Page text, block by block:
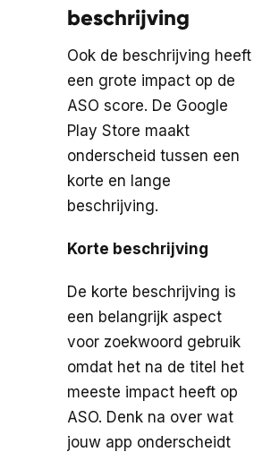
beschrijving
Ook de beschrijving heeft
een grote impact op de
ASO score. De Google
Play Store maakt
onderscheid tussen een
korte en lange
beschrijving.
Korte beschrijving
De korte beschrijving is
een belangrijk aspect
voor zoekwoord gebruik
omdat het na de titel het
meeste impact heeft op
ASO. Denk na over wat
jouw app onderscheidt